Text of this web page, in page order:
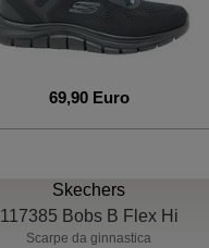
69,90 Euro
Skechers
117385 Bobs B Flex Hi
Scarpe da ginnastica